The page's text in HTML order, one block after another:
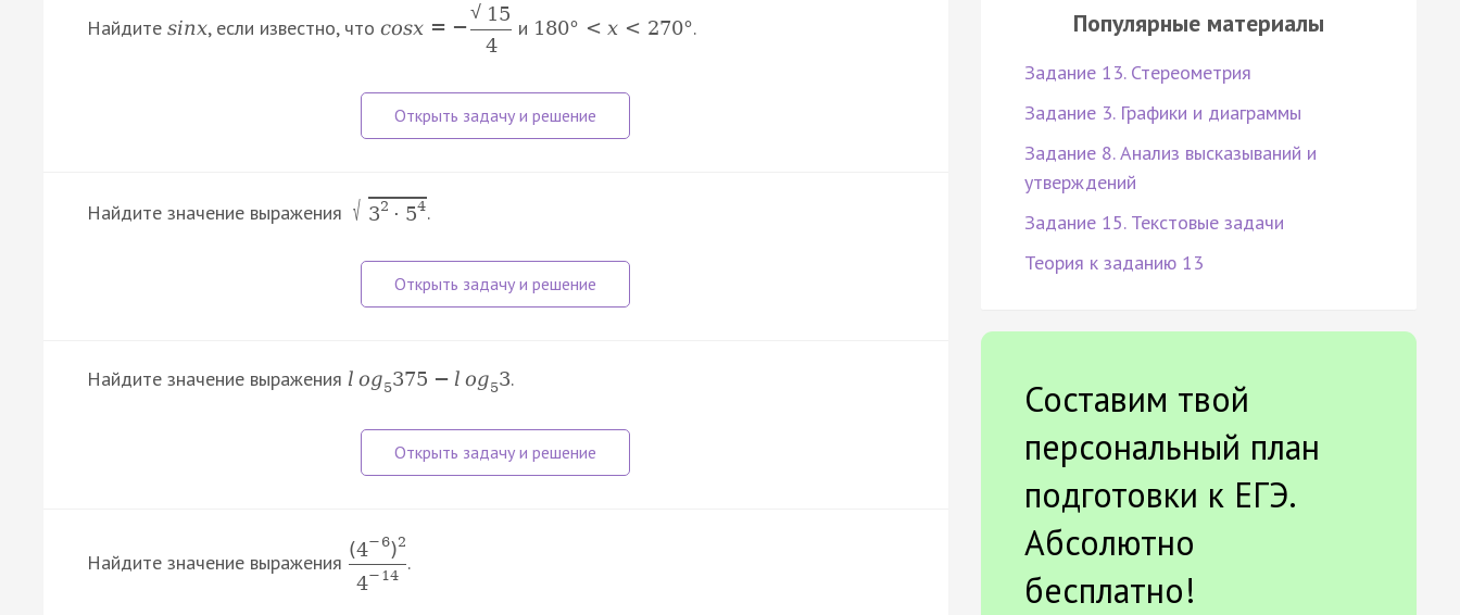
Найдите sinx, если известно, что cosx = −
√ 15
4
и 180° < x < 270°.
Найдите значение выражения √ 32 · 54.
Найдите значение выражения l og5375 − l og53.
Найдите значение выражения
(4− 6)2
4− 14
.
Популярные материалы
Задание 13. Стереометрия
Задание 3. Графики и диаграммы
Задание 8. Анализ высказываний и
утверждений
Задание 15. Текстовые задачи
Теория к заданию 13
Составим твой
персональный план
подготовки к ЕГЭ.
Абсолютно
бесплатно!